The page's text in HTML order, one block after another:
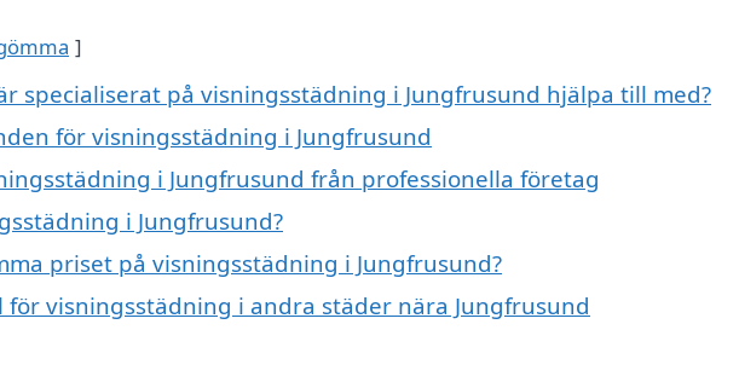
specialiserat på visningsstädning i Jungfrusund hjälpa till med?
för visningsstädning i Jungfrusund
i Jungfrusund från professionella företag
i Jungfrusund?
priset på visningsstädning i Jungfrusund?
för visningsstädning i andra städer nära Jungfrusund